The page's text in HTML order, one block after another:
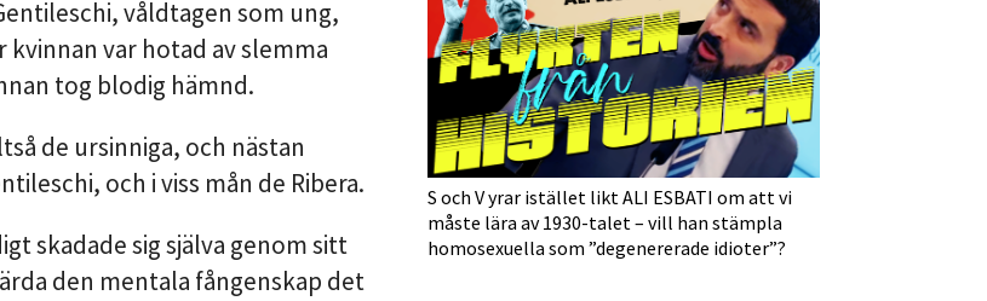
våldtagen som ung,
kvinnan var hotad av slemma
tog blodig hämnd.
de ursinniga, och nästan
och i viss mån de Ribera.
skadade sig själva genom sitt
den mentala fångenskap det
S och V yrar istället likt ALI ESBATI om att vi
måste lära av 1930-talet – vill han stämpla
homosexuella som ”degenererade idioter”?